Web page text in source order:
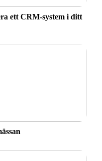
ett CRM-system i ditt